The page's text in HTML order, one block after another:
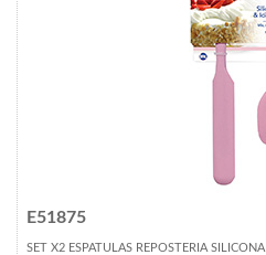
E51875
SET X2 ESPATULAS REPOSTERIA SILICONA